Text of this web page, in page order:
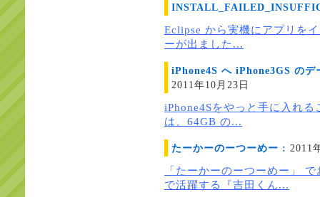
Eclipse から実機にアプリを
ーが出ました...
iPhone4S へ iPhone3GS の
2011年10月23日
iPhone4Sをやっと手に入れ
は、64GB の...
たーかーのーつーめー : 2011
「たーかーのーつーめー」
で活躍する『吉田くん...